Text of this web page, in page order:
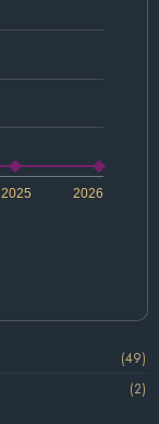
2026
2025
(49)
(2)